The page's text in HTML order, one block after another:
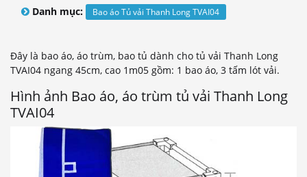
Danh mục: Bao áo Tủ vải Thanh Long TVAI04
Đây là bao áo, áo trùm, bao tủ dành cho tủ vải Thanh Long
TVAI04 ngang 45cm, cao 1m05 gồm: 1 bao áo, 3 tấm lót vải.
Hình ảnh Bao áo, áo trùm tủ vải Thanh Long
TVAI04